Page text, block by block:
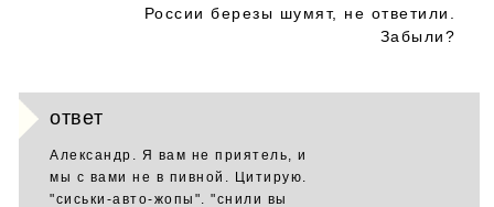
России березы шумят, не ответили.
Забыли?
ответ
Александр. Я вам не приятель, и
мы с вами не в пивной. Цитирую.
"сиськи-авто-жопы". "снили вы